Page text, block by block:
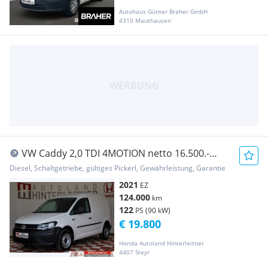
Autohaus Günter Braher GmbH
4310 Mauthausen
VW Caddy 2,0 TDI 4MOTION netto 16.500.-
SORTIMO Transporter / Kastenwagen
Diesel, Schaltgetriebe, gültiges Pickerl, Gewährleistung, Garantie
2021 EZ
124.000 km
122 PS (90 kW)
Honda Autoland Hinterleitner
4407 Steyr
€ 19.800